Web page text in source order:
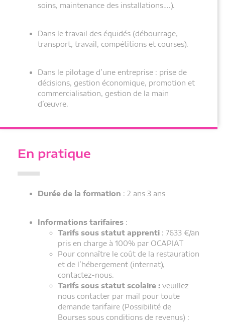
soins, maintenance des installations….).
Dans le travail des équidés (débourrage,
transport, travail, compétitions et courses).
Dans le pilotage d’une entreprise : prise de
décisions, gestion économique, promotion et
commercialisation, gestion de la main
d’œuvre.
En pratique
Durée de la formation : 2 ans 3 ans
Informations tarifaires :
Tarifs sous statut apprenti : 7633 €/an
pris en charge à 100% par OCAPIAT
Pour connaître le coût de la restauration
et de l’hébergement (internat),
contactez-nous.
Tarifs sous statut scolaire : veuillez
nous contacter par mail pour toute
demande tarifaire (Possibilité de
Bourses sous conditions de revenus) :